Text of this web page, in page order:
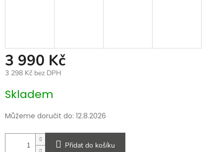
3 990 Kč
3 298 Kč bez DPH
cena:
Skladem
Můžeme doručit do: 12.8.2026
Přidat do košíku